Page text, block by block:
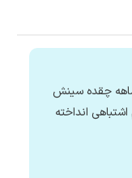
مقدار مصرف این دارو برای بچه ۱۰ماهه چقده سینش
انداخته